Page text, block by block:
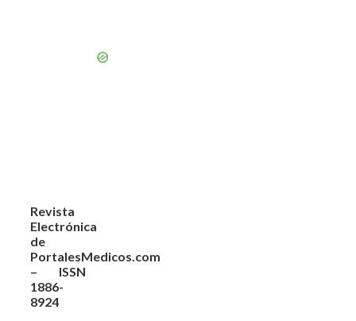
Revista
Electrónica
de
PortalesMedicos.com
– ISSN
1886-
8924